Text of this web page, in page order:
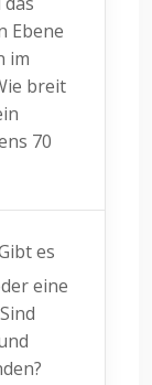
Ebene
im
breit
70
es
eine